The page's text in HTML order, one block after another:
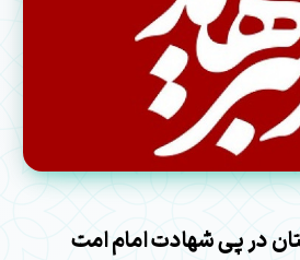
در پی شهادت امام امت